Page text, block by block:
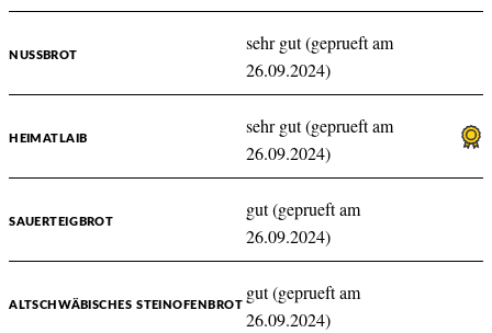
NUSSBROT
sehr gut (geprueft am
26.09.2024)
HEIMATLAIB
sehr gut (geprueft am
26.09.2024)
SAUERTEIGBROT
gut (geprueft am
26.09.2024)
ALTSCHWÄBISCHES STEINOFENBROT
gut (geprueft am
26.09.2024)